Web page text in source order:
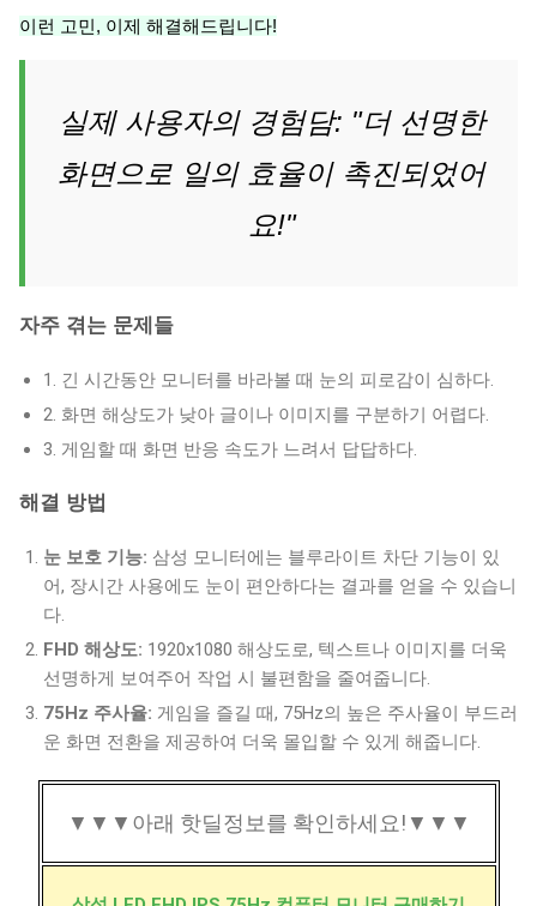
이런 고민, 이제 해결해드립니다!
실제 사용자의 경험담: "더 선명한
화면으로 일의 효율이 촉진되었어
요!"
자주 겪는 문제들
1. 긴 시간동안 모니터를 바라볼 때 눈의 피로감이 심하다.
2. 화면 해상도가 낮아 글이나 이미지를 구분하기 어렵다.
3. 게임할 때 화면 반응 속도가 느려서 답답하다.
해결 방법
눈 보호 기능: 삼성 모니터에는 블루라이트 차단 기능이 있
어, 장시간 사용에도 눈이 편안하다는 결과를 얻을 수 있습니
다.
FHD 해상도: 1920x1080 해상도로, 텍스트나 이미지를 더욱
선명하게 보여주어 작업 시 불편함을 줄여줍니다.
75Hz 주사율: 게임을 즐길 때, 75Hz의 높은 주사율이 부드러
운 화면 전환을 제공하여 더욱 몰입할 수 있게 해줍니다.
▼▼▼아래 핫딜정보를 확인하세요!▼▼▼